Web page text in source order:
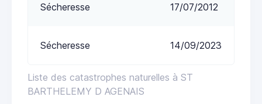
Liste des catastrophes naturelles à ST
BARTHELEMY D AGENAIS
Sécheresse 17/07/2012
Sécheresse 14/09/2023